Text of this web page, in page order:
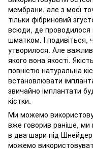
мембрани, але з моєї
тільки фібриновий
всюди, де проводилося
шматком. І подивіться,
утворилося. Але
якого вона якості.
повністю натуральна
встановлювати
звичайно імплантати
кістки.
Ми можемо
вже говорив раніше,
в два шари під
можемо